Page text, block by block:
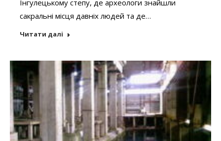
Інгулецькому степу, де археологи знайшли
сакральні місця давніх людей та де…
Читати далі